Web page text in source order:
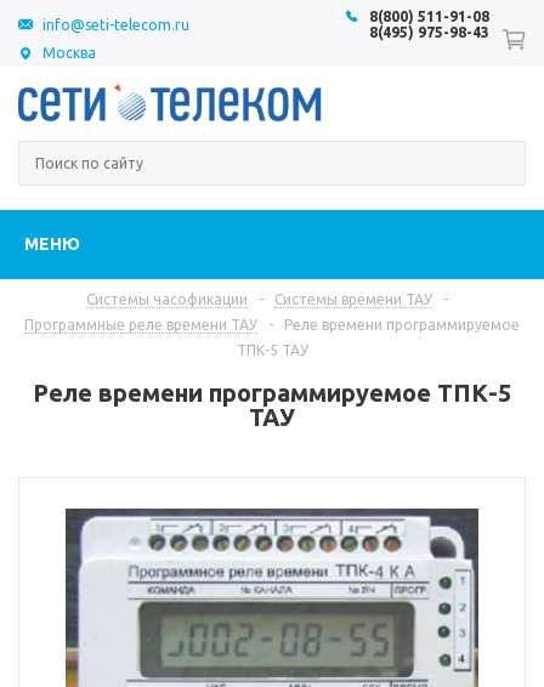
Москва
8(800) 511-91-08
8(495) 975-98-43
info@seti-telecom.ru
МЕНЮ
Системы часофикации - Системы времени ТАУ
-
Программные реле времени ТАУ
-
Реле времени программируемое
ТПК-5 ТАУ
Реле времени программируемое ТПК-5
ТАУ